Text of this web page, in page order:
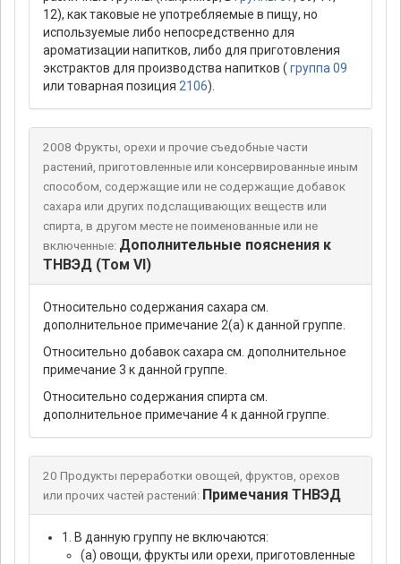
12), как таковые не употребляемые в пищу, но
используемые либо непосредственно для
ароматизации напитков, либо для приготовления
экстрактов для производства напитков ( группа 09
или товарная позиция 2106).
2008 Фрукты, орехи и прочие съедобные части
растений, приготовленные или консервированные иным
способом, содержащие или не содержащие добавок
сахара или других подслащивающих веществ или
спирта, в другом месте не поименованные или не
включенные: Дополнительные пояснения к
ТНВЭД (Том VI)
Относительно содержания сахара см.
дополнительное примечание 2(а) к данной группе.
Относительно добавок сахара см. дополнительное
примечание 3 к данной группе.
Относительно содержания спирта см.
дополнительное примечание 4 к данной группе.
20 Продукты переработки овощей, фруктов, орехов
или прочих частей растений: Примечания ТНВЭД
1. В данную группу не включаются:
(а) овощи, фрукты или орехи, приготовленные